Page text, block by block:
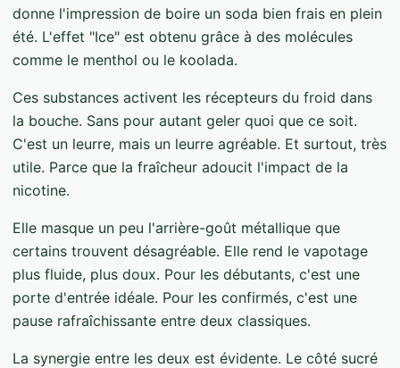
donne l'impression de boire un soda bien frais en plein
été. L'effet "Ice" est obtenu grâce à des molécules
comme le menthol ou le koolada.
Ces substances activent les récepteurs du froid dans
la bouche. Sans pour autant geler quoi que ce soit.
C'est un leurre, mais un leurre agréable. Et surtout, très
utile. Parce que la fraîcheur adoucit l'impact de la
nicotine.
Elle masque un peu l'arrière-goût métallique que
certains trouvent désagréable. Elle rend le vapotage
plus fluide, plus doux. Pour les débutants, c'est une
porte d'entrée idéale. Pour les confirmés, c'est une
pause rafraîchissante entre deux classiques.
La synergie entre les deux est évidente. Le côté sucré